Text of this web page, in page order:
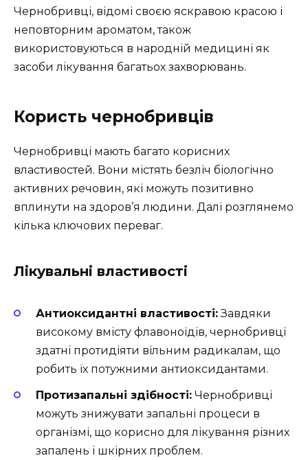
Чернобривці, відомі своєю яскравою красою і
неповторним ароматом, також
використовуються в народній медицині як
засоби лікування багатьох захворювань.
Користь чернобривців
Чернобривці мають багато корисних
властивостей. Вони містять безліч біологічно
активних речовин, які можуть позитивно
вплинути на здоров’я людини. Далі розглянемо
кілька ключових переваг.
Лікувальні властивості
Антиоксидантні властивості:Завдяки
високому вмісту флавоноїдів, чернобривці
здатні протидіяти вільним радикалам, що
робить їх потужними антиоксидантами.
Протизапальні здібності: Чернобривці
можуть знижувати запальні процеси в
організмі, що корисно для лікування різних
запалень і шкірних проблем.